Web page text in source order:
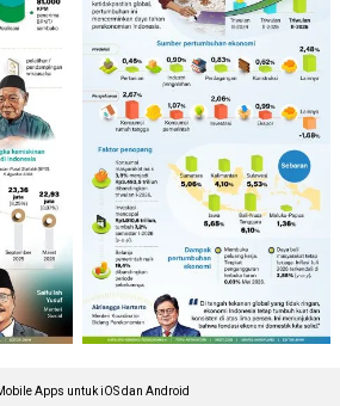
Apps untuk iOS dan Android